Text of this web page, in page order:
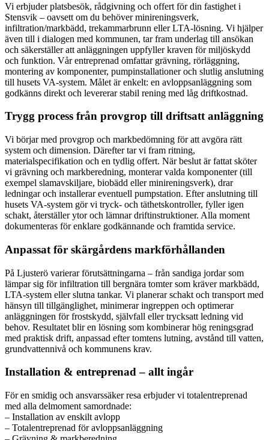
Vi erbjuder platsbesök, rådgivning och offert för din fastighet i
Stensvik – oavsett om du behöver minireningsverk,
infiltration/markbädd, trekammarbrunn eller LTA-lösning. Vi hjälper
även till i dialogen med kommunen, tar fram underlag till ansökan
och säkerställer att anläggningen uppfyller kraven för miljöskydd
och funktion. Vår entreprenad omfattar grävning, rörläggning,
montering av komponenter, pumpinstallationer och slutlig anslutning
till husets VA-system. Målet är enkelt: en avloppsanläggning som
godkänns direkt och levererar stabil rening med låg driftkostnad.
Trygg process från provgrop till driftsatt anläggning
Vi börjar med provgrop och markbedömning för att avgöra rätt
system och dimension. Därefter tar vi fram ritning,
materialspecifikation och en tydlig offert. När beslut är fattat sköter
vi grävning och markberedning, monterar valda komponenter (till
exempel slamavskiljare, biobädd eller minireningsverk), drar
ledningar och installerar eventuell pumpstation. Efter anslutning till
husets VA-system gör vi tryck- och täthetskontroller, fyller igen
schakt, återställer ytor och lämnar driftinstruktioner. Alla moment
dokumenteras för enklare godkännande och framtida service.
Anpassat för skärgårdens markförhållanden
På Ljusterö varierar förutsättningarna – från sandiga jordar som
lämpar sig för infiltration till bergnära tomter som kräver markbädd,
LTA-system eller slutna tankar. Vi planerar schakt och transport med
hänsyn till tillgänglighet, minimerar ingreppen och optimerar
anläggningen för frostskydd, självfall eller trycksatt ledning vid
behov. Resultatet blir en lösning som kombinerar hög reningsgrad
med praktisk drift, anpassad efter tomtens lutning, avstånd till vatten,
grundvattennivå och kommunens krav.
Installation & entreprenad – allt ingår
För en smidig och ansvarssäker resa erbjuder vi totalentreprenad
med alla delmoment samordnade:
– Installation av enskilt avlopp
– Totalentreprenad för avloppsanläggning